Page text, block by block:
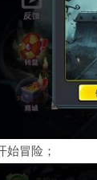
始冒险；